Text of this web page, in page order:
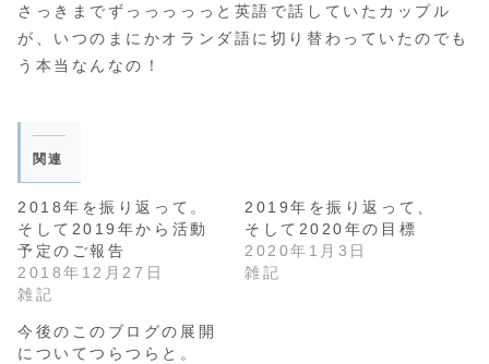
さっきまでずっっっっっと英語で話していたカップル
が、いつのまにかオランダ語に切り替わっていたのでも
う本当なんなの！
関連
2018年を振り返って。
そして2019年から活動
予定のご報告
2018年12月27日
雑記
2019年を振り返って、
そして2020年の目標
2020年1月3日
雑記
今後のこのブログの展開
についてつらつらと。